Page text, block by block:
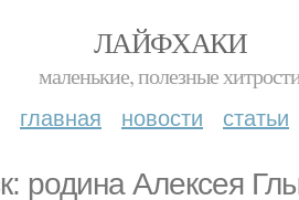
ЛАЙФХАКИ
маленькие, полезные
главная новости статьи
родина Алексея